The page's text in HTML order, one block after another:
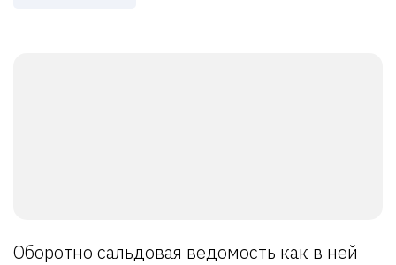
Оборотно сальдовая ведомость как в ней